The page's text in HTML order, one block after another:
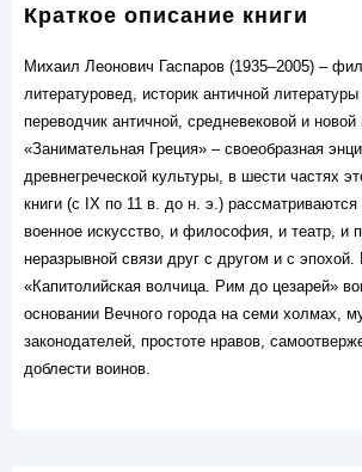
Краткое описание книги
Михаил Леонович Гаспаров (1935–2005) –
литературовед, историк античной
переводчик античной, средневековой и новой
«Занимательная Греция» – своеобразная
древнегреческой культуры, в шести частях
книги (с IX по 11 в. до н. э.)
военное искусство, и философия, и театр, и
неразрывной связи друг с другом и с эпохой.
«Капитолийская волчица. Рим до цезарей»
основании Вечного города на семи холмах,
законодателей, простоте нравов,
доблести воинов.